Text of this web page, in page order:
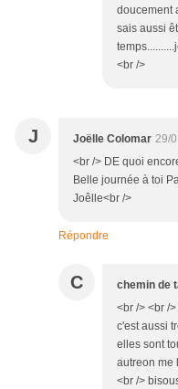
doucement
sais aussi
<br />
J Joëlle Colomar 29/
<br /> DE quoi
Belle journée à toi
Joêlle<br />
Répondre
C chemin de
<br /> <br /
c'est aussi
elles sont
autreon me
<br />